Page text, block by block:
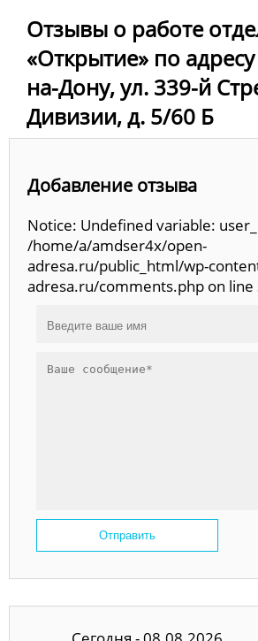
Отзывы о работе
«Открытие» по адресу
на-Дону, ул. 339-й
Дивизии, д. 5/60 Б
Добавление отзыва
Notice: Undefined variable:
/home/a/amdser4x/open-
adresa.ru/public_html/wp-
adresa.ru/comments.php on line
Отправить